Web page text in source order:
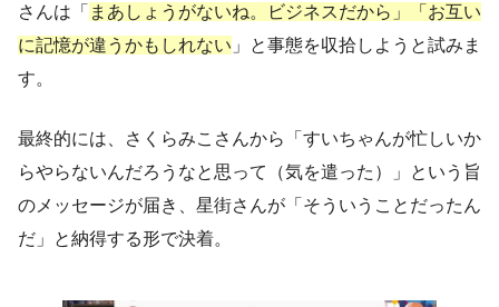
さんは「 まあしょうがないね。ビジネスだから」「お互い
に記憶が違うかもしれない 」と事態を収拾しようと試みま
す。
最終的には、さくらみこさんから「すいちゃんが忙しいか
らやらないんだろうなと思って（気を遣った）」という旨
のメッセージが届き、星街さんが「そういうことだったん
だ」と納得する形で決着。